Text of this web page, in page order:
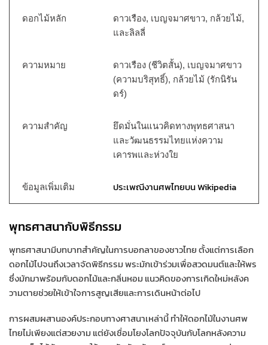
ดอกไม้หลัก
ดาวเรือง, เบญจมาศขาว, กล้วยไม้,
และลิลลี่
ความหมาย
ดาวเรือง (ชีวิตสั้น), เบญจมาศขาว
(ความบริสุทธิ์), กล้วยไม้ (รักนิรัน
ดร์)
ความสำคัญ
ยึดมั่นในแนวคิดทางพุทธศาสนา
และวัฒนธรรมไทยแห่งความ
เคารพและห่วงใย
ข้อมูลเพิ่มเติม ประเพณีงานศพไทยบน Wikipedia
พุทธศาสนากับพิธีกรรม
พุทธศาสนามีบทบาทสำคัญในการบอกลาของชาวไทย ตั้งแต่การเลือก
ดอกไม้ไปจนถึงเวลาจัดพิธีกรรม พระมักเข้าร่วมเพื่อสวดมนต์และให้พร
ซึ่งมักมาพร้อมกับดอกไม้และกลิ่นหอม แนวคิดของการเกิดใหม่หลังค
วามตายช่วยให้เข้าใจการสูญเสียและการเดินหน้าต่อไป
การผสมผสานองค์ประกอบทางศาสนาเหล่านี้ ทำให้ดอกไม้ในงานศพ
ไทยไม่เพียงแต่สวยงาม แต่ยังเชื่อมโยงโลกปัจจุบันกับโลกหลังความ